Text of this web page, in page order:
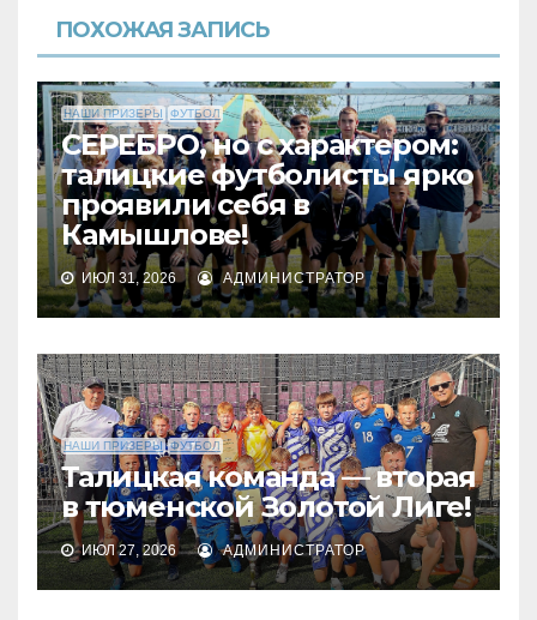
ПОХОЖАЯ ЗАПИСЬ
НАШИ ПРИЗЕРЫ ФУТБОЛ
СЕРЕБРО, но с характером:
талицкие футболисты ярко
проявили себя в
Камышлове!
ИЮЛ 31, 2026 АДМИНИСТРАТОР
НАШИ ПРИЗЕРЫ ФУТБОЛ
Талицкая команда — вторая
в тюменской Золотой Лиге!
ИЮЛ 27, 2026 АДМИНИСТРАТОР